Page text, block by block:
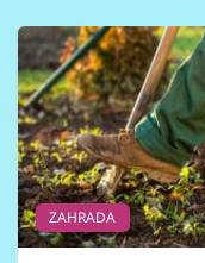
ZAHRADA